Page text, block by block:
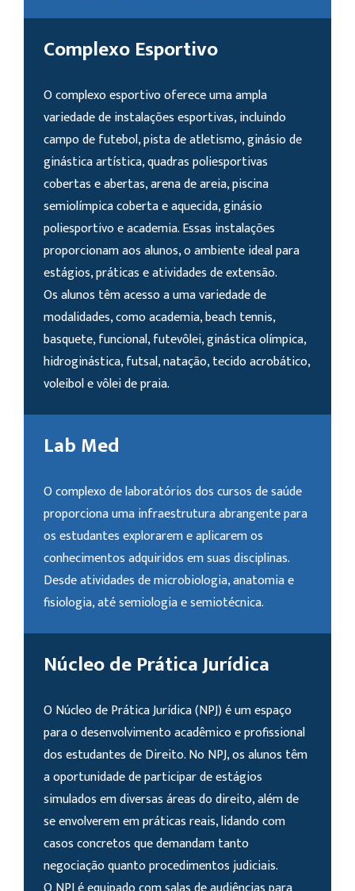
Complexo Esportivo
O complexo esportivo oferece uma ampla
variedade de instalações esportivas, incluindo
campo de futebol, pista de atletismo, ginásio de
ginástica artística, quadras poliesportivas
cobertas e abertas, arena de areia, piscina
semiolímpica coberta e aquecida, ginásio
poliesportivo e academia. Essas instalações
proporcionam aos alunos, o ambiente ideal para
estágios, práticas e atividades de extensão.
Os alunos têm acesso a uma variedade de
modalidades, como academia, beach tennis,
basquete, funcional, futevôlei, ginástica olímpica,
hidroginástica, futsal, natação, tecido acrobático,
voleibol e vôlei de praia.
Lab Med
O complexo de laboratórios dos cursos de saúde
proporciona uma infraestrutura abrangente para
os estudantes explorarem e aplicarem os
conhecimentos adquiridos em suas disciplinas.
Desde atividades de microbiologia, anatomia e
fisiologia, até semiologia e semiotécnica.
Núcleo de Prática Jurídica
O Núcleo de Prática Jurídica (NPJ) é um espaço
para o desenvolvimento acadêmico e profissional
dos estudantes de Direito. No NPJ, os alunos têm
a oportunidade de participar de estágios
simulados em diversas áreas do direito, além de
se envolverem em práticas reais, lidando com
casos concretos que demandam tanto
negociação quanto procedimentos judiciais.